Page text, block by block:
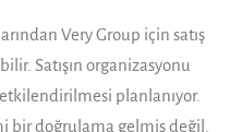
Very Group için satış
Satışın organizasyonu
planlanıyor.
bir doğrulama gelmiş değil.